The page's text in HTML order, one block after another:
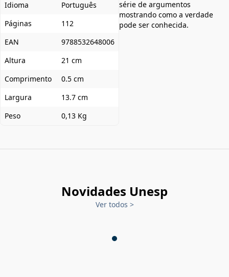
Idioma
Português
Páginas
112
EAN
9788532648006
Altura
21 cm
Comprimento
0.5 cm
Largura
13.7 cm
Peso
0,13 Kg
série de argumentos
mostrando como a verdade
pode ser conhecida.
Novidades Unesp
Ver todos >